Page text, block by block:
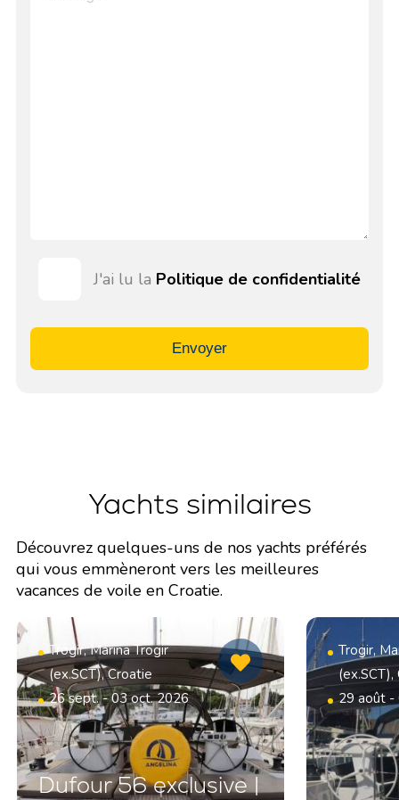
J'ai lu la Politique de confidentialité
Envoyer
Yachts similaires
Découvrez quelques-uns de nos yachts préférés
qui vous emmèneront vers les meilleures
vacances de voile en Croatie.
Trogir, Marina Trogir
(ex.SCT), Croatie
26 sept. - 03 oct. 2026
Dufour 56 exclusive |
Trogir,
29 août -